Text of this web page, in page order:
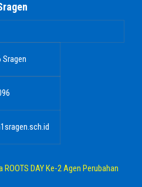
ROOTS DAY Ke-2 Agen Perubahan